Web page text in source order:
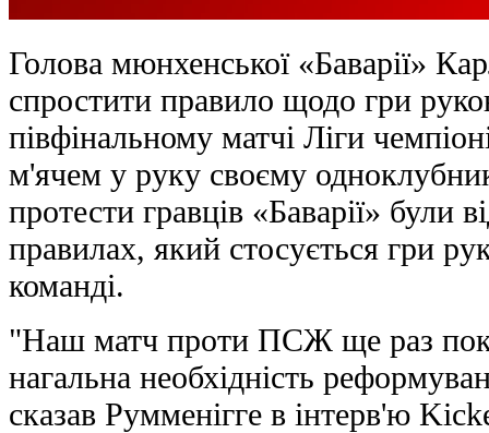
Голова мюнхенської «Баварії»
спростити правило щодо гри
півфінальному матчі Ліги
м'ячем у руку своєму
протести гравців «Баварії» були
правилах, який стосується гри
команді.
"Наш матч проти ПСЖ ще раз
нагальна необхідність
сказав Румменігге в інтерв'ю